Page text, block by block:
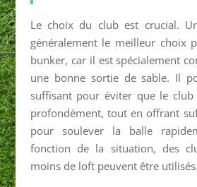
Le choix du club est crucial.
généralement le meilleur choix
bunker, car il est spécialement
une bonne sortie de sable. Il
suffisant pour éviter que le club
profondément, tout en offrant
pour soulever la balle
fonction de la situation, des
moins de loft peuvent être utilisés.